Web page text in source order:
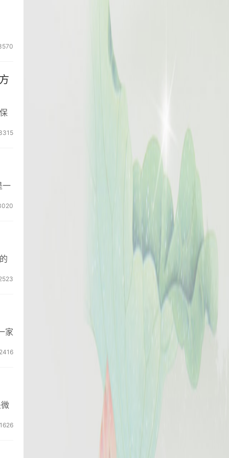
一
家
1626